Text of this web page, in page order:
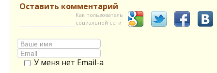
Оставить комментарий
Как пользователь
социальной сети
У меня нет Email-а